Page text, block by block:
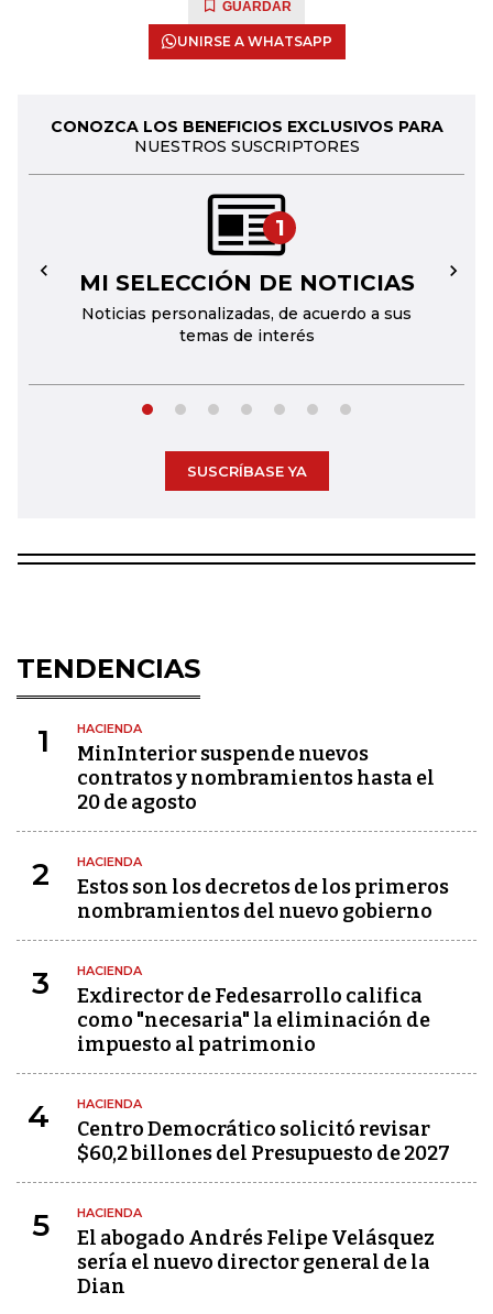
GUARDAR
UNIRSE A WHATSAPP
CONOZCA LOS BENEFICIOS EXCLUSIVOS PARA
NUESTROS SUSCRIPTORES
1
MI SELECCIÓN DE NOTICIAS
Noticias personalizadas, de acuerdo a sus
temas de interés
← →
SUSCRÍBASE YA
TENDENCIAS
1 HACIENDA
MinInterior suspende nuevos
contratos y nombramientos hasta el
20 de agosto
2 HACIENDA
Estos son los decretos de los primeros
nombramientos del nuevo gobierno
3 HACIENDA
Exdirector de Fedesarrollo califica
como "necesaria" la eliminación de
impuesto al patrimonio
4 HACIENDA
Centro Democrático solicitó revisar
$60,2 billones del Presupuesto de 2027
5 HACIENDA
El abogado Andrés Felipe Velásquez
sería el nuevo director general de la
Dian